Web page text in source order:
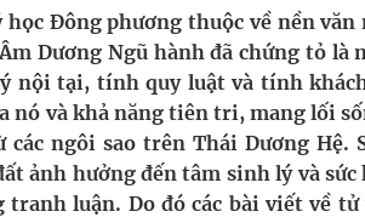
thể trở thành động lực tăng trưởng mới
vai trò của chính quyền địa phương hai
dân
Tây Barbershop dành nguồn lực cho
học Đông phương thuộc về nền
Dương Ngũ hành đã chứng tỏ
nội tại, tính quy luật và tính
nó và khả năng tiên tri, mang lối
các ngôi sao trên Thái Dương
ảnh hưởng đến tâm sinh lý và sức
tranh luận. Do đó các bài viết về